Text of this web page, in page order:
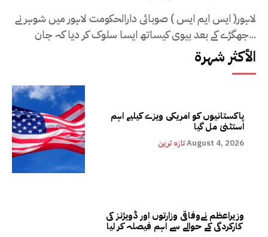
لاہور( ایس ایم ایس ) صوبائی دارالحکومت لاہور میں شوہر نے
جھگڑے کے بعد بیوی کیساتھ ایسا سلوک کر دیا کہ جان...
الأكثر شهرة
پاکستانیوں کو امریکی ویزے کیلیے اہم
استثنیٰ مل گیا
تازہ ترینAugust 4, 2026
وزیراعظم نےوفاقی وزارتوں اور ڈویژنز کی
کارکردگی کے حوالے سے اہم فیصلہ کر لیا